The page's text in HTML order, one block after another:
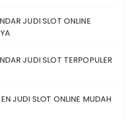
JUDI SLOT ONLINE
JUDI SLOT TERPOPULER
JUDI SLOT ONLINE MUDAH